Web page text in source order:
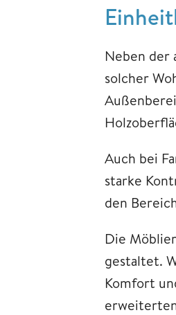
Neben der
solcher
Auch bei
starke
den
Die
gestaltet.
Komfort